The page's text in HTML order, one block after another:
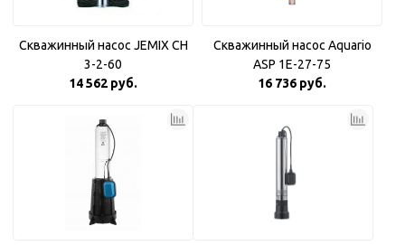
Скважинный насос JEMIX CH
3-2-60
14 562 руб.
Скважинный насос Aquario
ASP 1E-27-75
16 736 руб.